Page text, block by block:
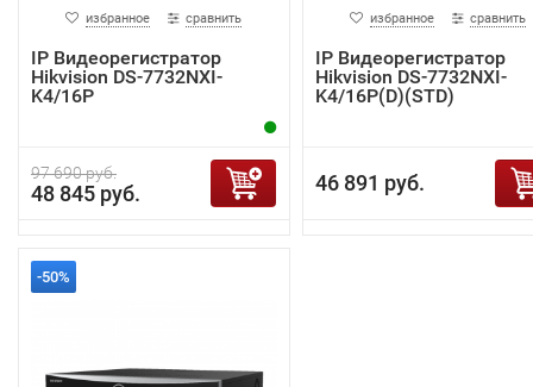
избранное сравнить
IP Видеорегистратор
Hikvision DS-7732NXI-
K4/16P
97 690 руб.
48 845 руб.
избранное сравнить
IP Видеорегистратор
Hikvision DS-7732NXI-
K4/16P(D)(STD)
46 891 руб.
-50%